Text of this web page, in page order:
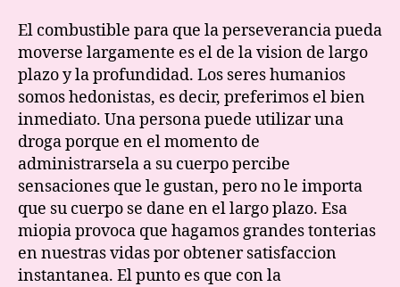
El combustible para que la perseverancia pueda
moverse largamente es el de la vision de largo
plazo y la profundidad. Los seres humanios
somos hedonistas, es decir, preferimos el bien
inmediato. Una persona puede utilizar una
droga porque en el momento de
administrarsela a su cuerpo percibe
sensaciones que le gustan, pero no le importa
que su cuerpo se dane en el largo plazo. Esa
miopia provoca que hagamos grandes tonterias
en nuestras vidas por obtener satisfaccion
instantanea. El punto es que con la